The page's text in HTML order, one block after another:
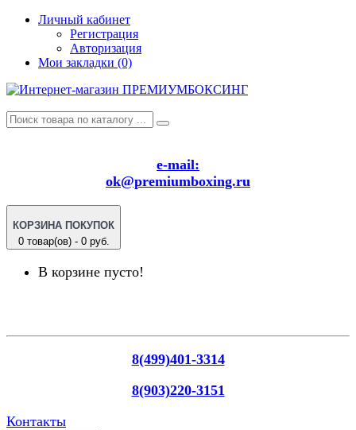
Личный кабинет
Регистрация
Авторизация
Мои закладки (0)
e-mail:
ok@premiumboxing.ru
КОРЗИНА ПОКУПОК
0 товар(ов) - 0 руб.
В корзине пусто!
8(499)401-3314
8(903)220-3151
Контакты